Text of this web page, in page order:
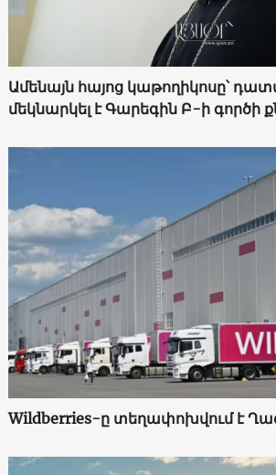
Ամենայն հայոց կաթողիկոսը՝
մեկնարկել է Գարեգին Բ-ի գործի
Wildberries-ը տեղափոխվում է